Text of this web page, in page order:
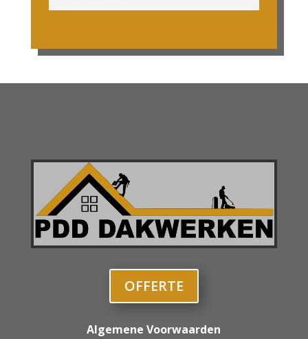
OFFERTE
Algemene Voorwaarden